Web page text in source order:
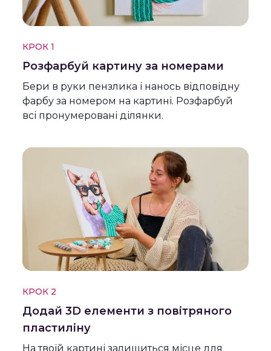
КРОК 1
Розфарбуй картину за номерами
Бери в руки пензлика і нанось відповідну
фарбу за номером на картині. Розфарбуй
всі пронумеровані ділянки.
КРОК 2
Додай 3D елементи з повітряного
пластиліну
На твоїй картині залишиться місце для